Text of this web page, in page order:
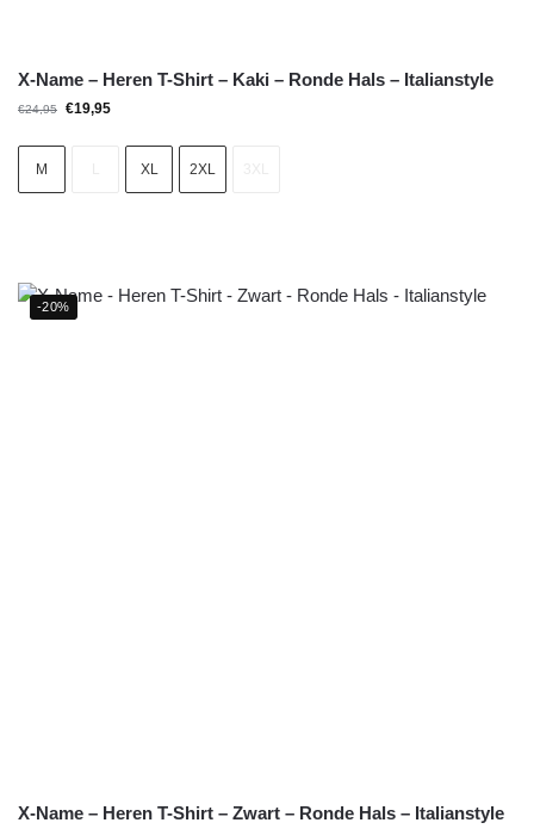
X-Name – Heren T-Shirt – Kaki – Ronde Hals – Italianstyle
€24,95 €19,95
M XL 2XL
-20%
X-Name – Heren T-Shirt – Zwart – Ronde Hals – Italianstyle